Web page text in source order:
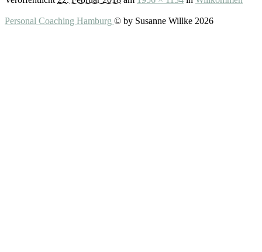
Personal Coaching Hamburg © by Susanne Willke 2026